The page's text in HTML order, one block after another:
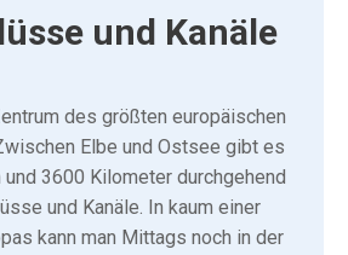
und Kanäle
des größten europäischen
Elbe und Ostsee gibt es
3600 Kilometer durchgehend
und Kanäle. In kaum einer
kann man Mittags noch in der